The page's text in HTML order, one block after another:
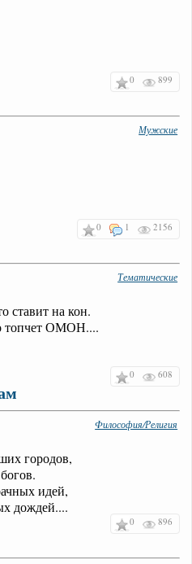
0 899
Мужские
0 1 2156
Тематические
ставит на кон.
топчет ОМОН....
0 608
Философия/Религия
городов,
идей,
дождей....
0 896